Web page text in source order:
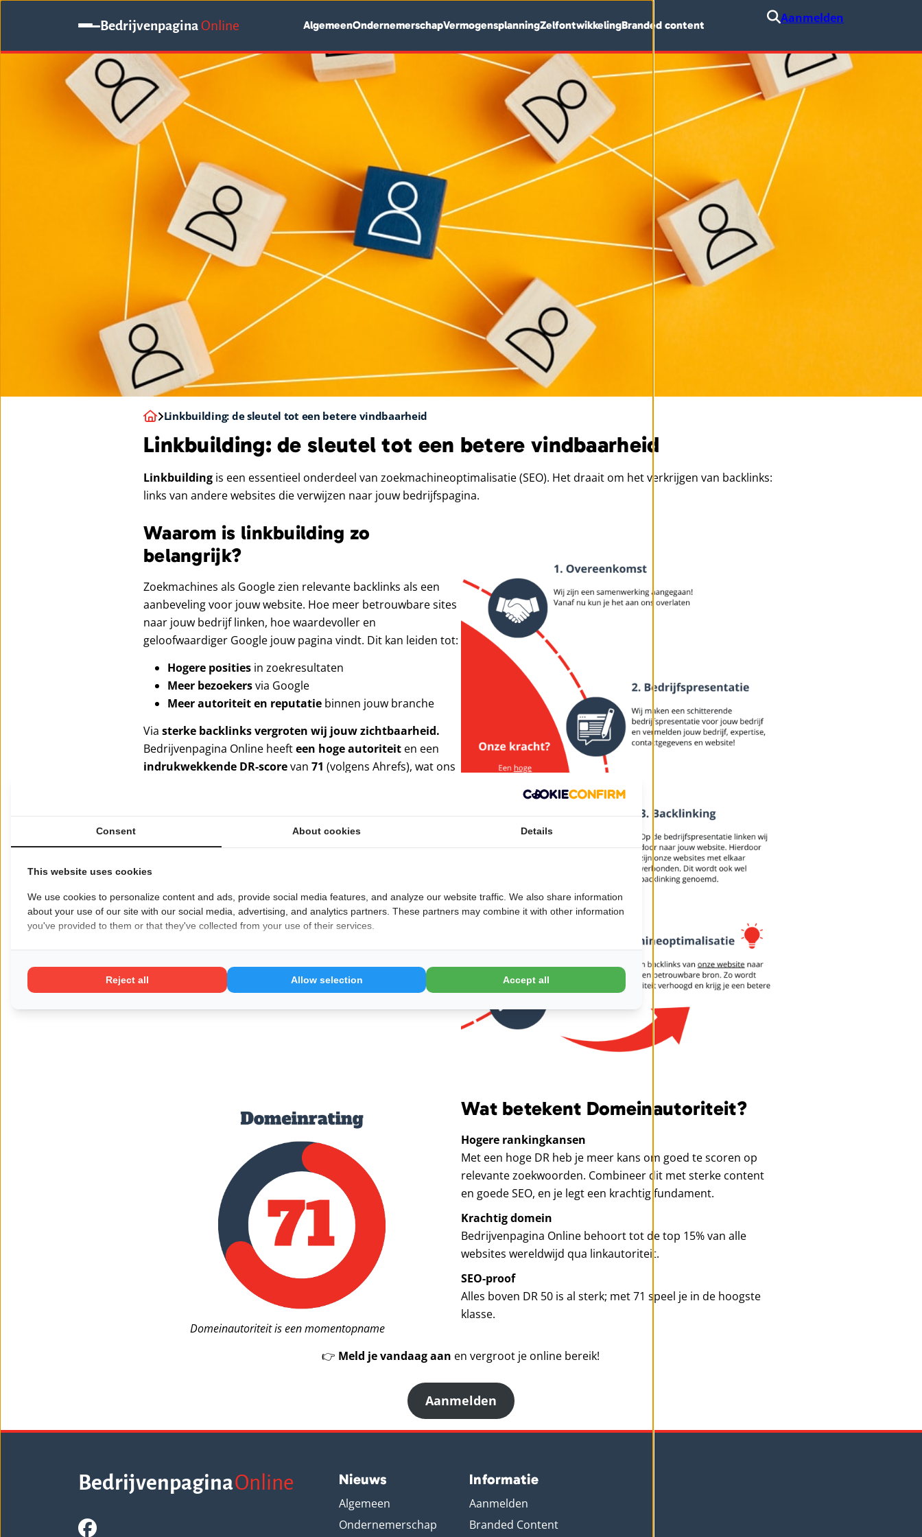
BedrijvenpaginaOnline AlgemeenOndernemerschapVermogensplanningZelfontwikkelingBranded content Aanmelden
Linkbuilding: de sleutel tot een betere vindbaarheid
Linkbuilding: de sleutel tot een betere vindbaarheid
Linkbuildingis een essentieel onderdeel van zoekmachineoptimalisatie (SEO). Het draait om het verkrijgen van backlinks:
links van andere websites die verwijzen naar jouw bedrijfspagina.
Waarom is linkbuilding zo
belangrijk?
Zoekmachines als Google zien relevante backlinks als een
aanbeveling voor jouw website. Hoe meer betrouwbare sites
naar jouw bedrijf linken, hoe waardevoller en
geloofwaardiger Google jouw pagina vindt. Dit kan leiden tot:
Hogere posities in zoekresultaten
Meer bezoekersvia Google
Meer autoriteit en reputatie binnen jouw branche
Via sterke backlinks vergroten wij jouw zichtbaarheid.
Bedrijvenpagina Online heefteen hoge autoriteiten een
indrukwekkende DR-scorevan 71 (volgens Ahrefs), wat ons
vertrouwen wint en verder groeit.
Onze content doet meer dan alleen informeren: het
zetten jouw bedrijf strategisch online op de kaart.
Domeinautoriteit is een momentopname
Wat betekent Domeinautoriteit?
Hogere rankingkansen
Met een hoge DR heb je meer kans om goed te scoren op
relevante zoekwoorden. Combineer dit met sterke content
en goede SEO, en je legt een krachtig fundament.
Krachtig domein
Bedrijvenpagina Online behoort tot de top 15% van alle
websites wereldwijd qua linkautoriteit.
SEO-proof
Alles boven DR 50 is al sterk; met 71 speel je in de hoogste
klasse.
👉 Meld je vandaag aan en vergroot je online bereik!
Aanmelden
BedrijvenpaginaOnline Nieuws
Algemeen
Ondernemerschap
Informatie
Aanmelden
Branded Content
Consent About cookies Details
This website uses cookies
We use cookies to personalize content and ads, provide social media features, and analyze our website traffic. We also share information
about your use of our site with our social media, advertising, and analytics partners. These partners may combine it with other information
you've provided to them or that they've collected from your use of their services.
Reject all Allow selection Accept all